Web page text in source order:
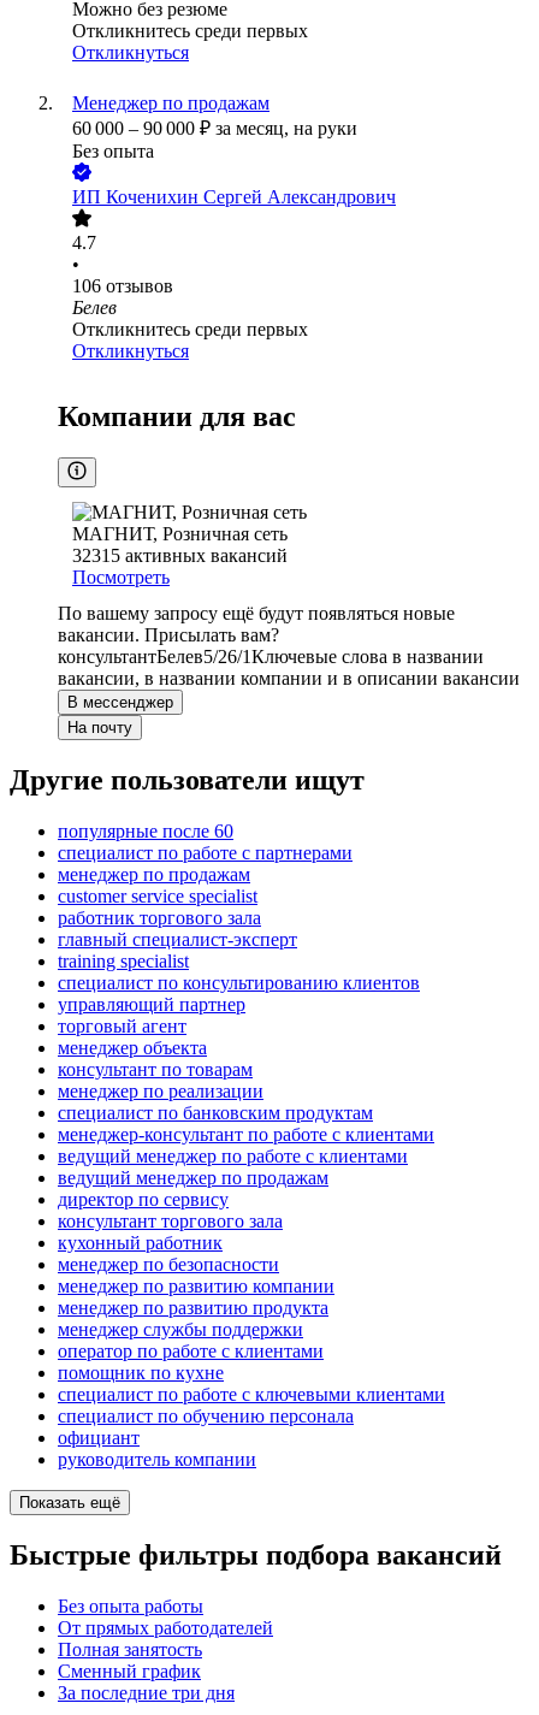
Можно без резюме
Откликнитесь среди первых
Откликнуться
Менеджер по продажам
60 000 – 90 000 ₽ за месяц, на руки
Без опыта
ИП Коченихин Сергей Александрович
4.7
•
106 отзывов
Белев
Откликнитесь среди первых
Откликнуться
Компании для вас
МАГНИТ, Розничная сеть
32315 активных вакансий
Посмотреть
По вашему запросу ещё будут появляться новые
вакансии. Присылать вам?
консультантБелев5/26/1Ключевые слова в названии
вакансии, в названии компании и в описании вакансии
В мессенджер
На почту
Другие пользователи ищут
популярные после 60
специалист по работе с партнерами
менеджер по продажам
customer service specialist
работник торгового зала
главный специалист-эксперт
training specialist
специалист по консультированию клиентов
управляющий партнер
торговый агент
менеджер объекта
консультант по товарам
менеджер по реализации
специалист по банковским продуктам
менеджер-консультант по работе с клиентами
ведущий менеджер по работе с клиентами
ведущий менеджер по продажам
директор по сервису
консультант торгового зала
кухонный работник
менеджер по безопасности
менеджер по развитию компании
менеджер по развитию продукта
менеджер службы поддержки
оператор по работе с клиентами
помощник по кухне
специалист по работе с ключевыми клиентами
специалист по обучению персонала
официант
руководитель компании
Показать ещё
Быстрые фильтры подбора вакансий
Без опыта работы
От прямых работодателей
Полная занятость
Сменный график
За последние три дня